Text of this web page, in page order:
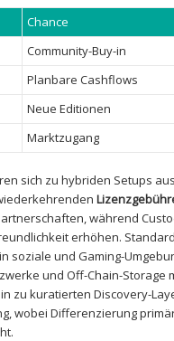
Chance
Community-Buy-in
Planbare Cashflows
Neue Editionen
Marktzugang
sich zu ​hybriden ⁢Setups
während
erhöhen.
soziale‌ und Gaming-
und Off-Chain-Storage
zu kuratierten Discovery-
wobei Differenzierung